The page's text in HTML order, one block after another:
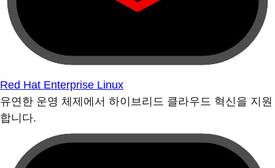
Red Hat Enterprise Linux
유연한 운영 체제에서 하이브리드 클라우드 혁신을 지원
합니다.